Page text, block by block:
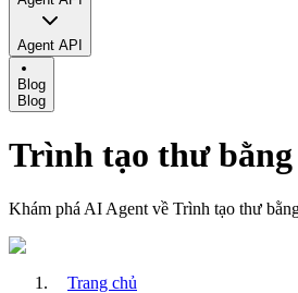
Agent API
Blog
Blog
Trình tạo thư
Khám phá AI Agent về Trình tạo thư
Trang chủ